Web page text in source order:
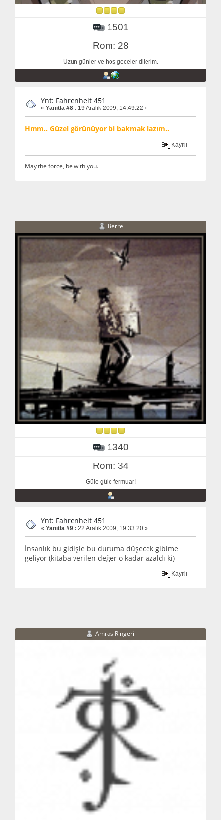
1501
Rom: 28
Uzun günler ve hoş geceler dilerim.
Ynt: Fahrenheit 451
« Yanıtla #8 : 19 Aralık 2009, 14:49:22 »
Hmm.. Güzel görünüyor bi bakmak lazım..
Kayıtlı
May the force, be with you.
Berre
1340
Rom: 34
Güle güle fermuar!
Ynt: Fahrenheit 451
« Yanıtla #9 : 22 Aralık 2009, 19:33:20 »
İnsanlık bu gidişle bu duruma düşecek gibime
geliyor (kitaba verilen değer o kadar azaldı ki)
Kayıtlı
Amras Ringeril